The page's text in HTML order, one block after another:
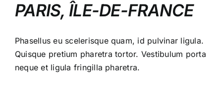
PARIS, ÎLE-DE-FRANCE
Phasellus eu scelerisque quam, id pulvinar ligula.
Quisque pretium pharetra tortor. Vestibulum porta
neque et ligula fringilla pharetra.